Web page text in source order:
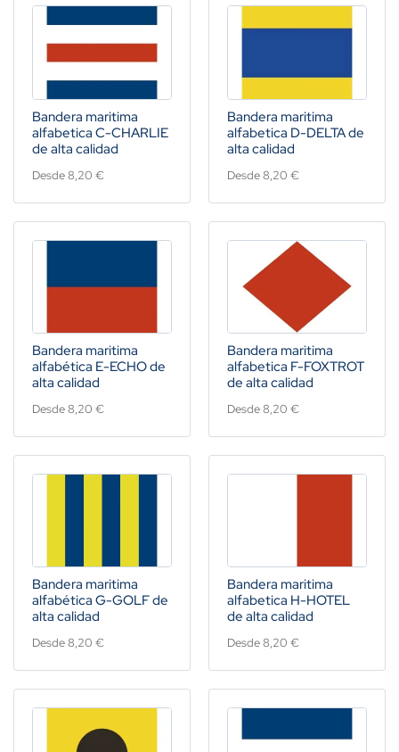
Bandera maritima
alfabetica C-CHARLIE
de alta calidad
Desde 8,20 €
Bandera maritima
alfabetica D-DELTA de
alta calidad
Desde 8,20 €
Bandera maritima
alfabética E-ECHO de
alta calidad
Desde 8,20 €
Bandera maritima
alfabetica F-FOXTROT
de alta calidad
Desde 8,20 €
Bandera maritima
alfabética G-GOLF de
alta calidad
Desde 8,20 €
Bandera maritima
alfabetica H-HOTEL
de alta calidad
Desde 8,20 €